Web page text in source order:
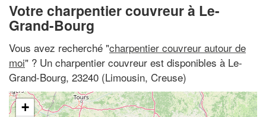
Votre charpentier couvreur à Le-
Grand-Bourg
Vous avez recherché "charpentier couvreur autour de
moi" ? Un charpentier couvreur est disponibles à Le-
Grand-Bourg, 23240 (Limousin, Creuse)
+